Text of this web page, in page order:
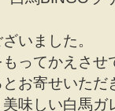
いました。
ってかえさせ
お寄せいた
味しい白馬